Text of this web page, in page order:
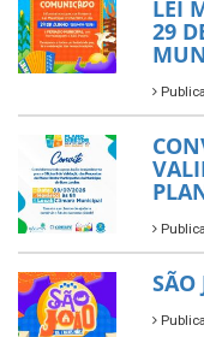
LEI
29
SÃO